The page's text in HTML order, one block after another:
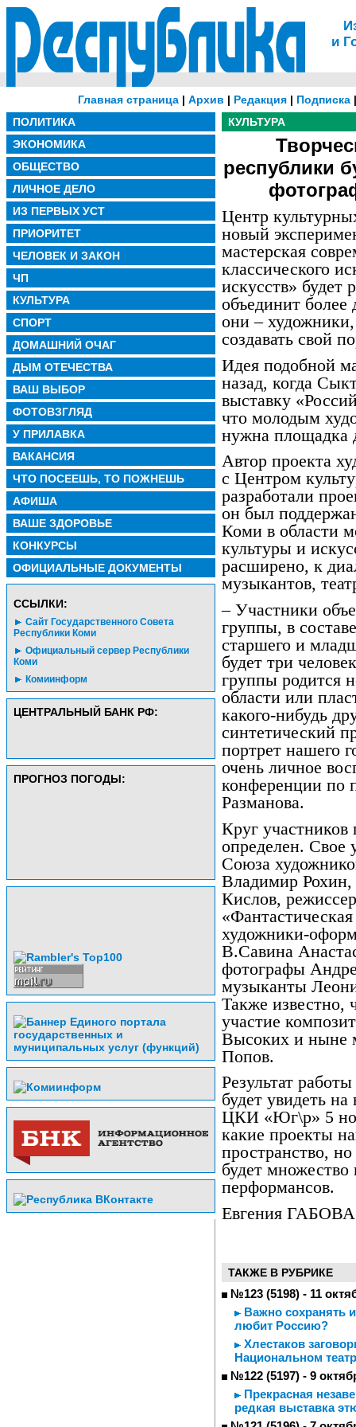
и
Главная страница | Архив | Редакция | Подписка
ПОЛИТИКА
ЭКОНОМИКА
ОБЩЕСТВО
ЛИЧНОЕ ДЕЛО
ИЗ ПЕРВЫХ УСТ
ПРИОРИТЕТ
ЧЕЛОВЕК И ЗАКОН
ЧП
КУЛЬТУРА
СПОРТ
ДОМАШНИЙ ОЧАГ
ДЫМ ОТЕЧЕСТВА
ВАШ ВЫБОР
ФОТОВЗГЛЯД
У ПРИЛАВКА
ВАКАНСИЯ
ЧТО ПОСЕЕШЬ, ТО ПОЖНЕШЬ
АФИША
ВАШЕ ЗДОРОВЬЕ
КОНКУРСЫ
ОФИЦИАЛЬНЫЕ ДОКУМЕНТЫ
CСЫЛКИ:
Сайт Государственного Совета
Республики Коми
Официальный сервер Республики
Коми
Комиинформ
ЦЕНТРАЛЬНЫЙ БАНК РФ:
ПРОГНОЗ ПОГОДЫ:
КУЛЬТУРА
республики
Центр
новый
мастерская
классического
искусств» будет
объединит более
они –
создавать свой
Идея подобной
назад, когда
выставку
что молодым
нужна площадка
Автор проекта
с Центром
разработали
он был
Коми в области
культуры и
расширено, к
музыкантов,
– Участники
группы, в
старшего и
будет три
группы родится
области или
какого-нибудь
синтетический
портрет нашего
очень личное
конференции по
Разманова.
Круг участников
определен. Свое
Союза
Владимир
Кислов,
художники-
В.Савина
фотографы
музыканты
Также известно,
участие
Высоких и ныне
Попов.
Результат
будет увидеть на
ЦКИ «Юг\р» 5
какие проекты
пространство,
будет
перформансов.
Евгения
ТАКЖЕ В РУБРИКЕ
№123 (5198) - 11
Важно сохранять
любит Россию?
Хлестаков
Национальном
№122 (5197) - 9
Прекрасная
редкая выставка